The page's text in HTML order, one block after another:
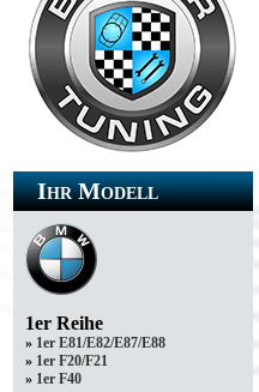
Ihr Modell
1er Reihe
» 1er E81/E82/E87/E88
» 1er F20/F21
» 1er F40